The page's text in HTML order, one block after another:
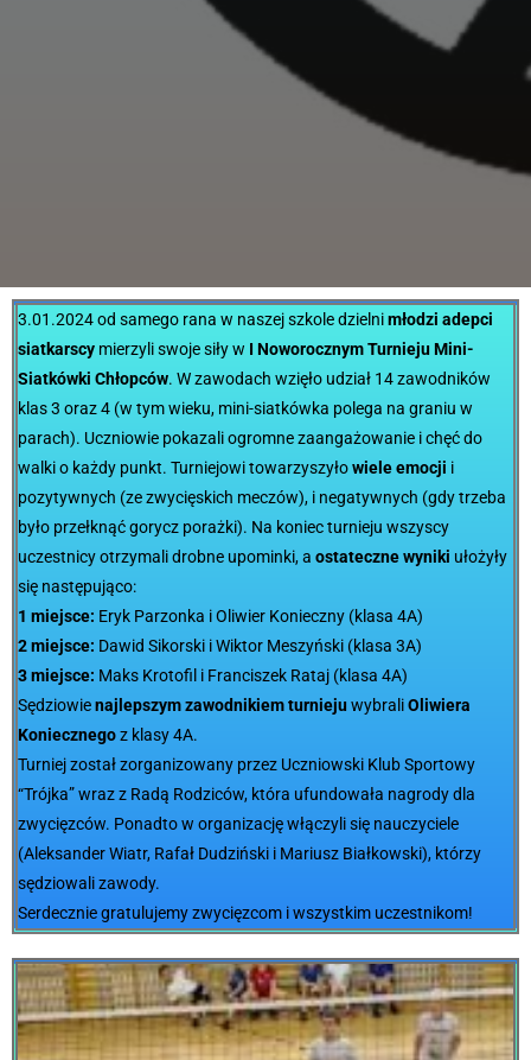
3.01.2024 od samego rana w naszej szkole dzielnimłodzi adepci
siatkarscy mierzyli swoje siły w I Noworocznym Turnieju Mini-
Siatkówki Chłopców. W zawodach wzięło udział 14 zawodników
klas 3 oraz 4 (w tym wieku, mini-siatkówka polega na graniu w
parach). Uczniowie pokazali ogromne zaangażowanie i chęć do
walki o każdy punkt. Turniejowi towarzyszyłowiele emocji i
pozytywnych (ze zwycięskich meczów), i negatywnych (gdy trzeba
było przełknąć gorycz porażki). Na koniec turnieju wszyscy
uczestnicy otrzymali drobne upominki, a ostateczne wyniki ułożyły
się następująco:
1 miejsce: Eryk Parzonka i Oliwier Konieczny (klasa 4A)
2 miejsce: Dawid Sikorski i Wiktor Meszyński (klasa 3A)
3 miejsce: Maks Krotofil i Franciszek Rataj (klasa 4A)
Sędziowienajlepszym zawodnikiem turniejuwybraliOliwiera
Koniecznegoz klasy 4A.
Turniej został zorganizowany przez Uczniowski Klub Sportowy
“Trójka” wraz z Radą Rodziców, która ufundowała nagrody dla
zwycięzców. Ponadto w organizację włączyli się nauczyciele
(Aleksander Wiatr, Rafał Dudziński i Mariusz Białkowski), którzy
sędziowali zawody.
Serdecznie gratulujemy zwycięzcom i wszystkim uczestnikom!